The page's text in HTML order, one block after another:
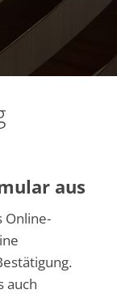
aus
Online-
auch